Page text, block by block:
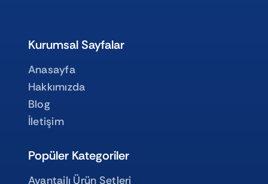
Kurumsal Sayfalar
Anasayfa
Hakkımızda
Blog
İletişim
Popüler Kategoriler
Avantajlı Ürün Setleri